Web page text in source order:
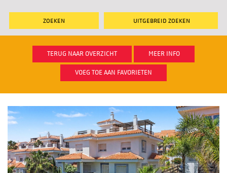
UITGEBREID ZOEKEN
TERUG NAAR OVERZICHT MEER INFO
VOEG TOE AAN FAVORIETEN